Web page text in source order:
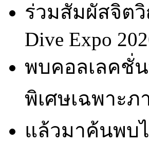
ร่วมสัมผัสจิต
Dive Expo
พบคอลเลคชั่
พิเศษเฉพาะภ
แล้วมาค้นพบ